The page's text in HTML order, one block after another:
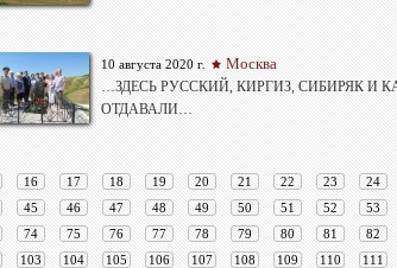
10 августа 2020 г. Москва
…ЗДЕСЬ РУССКИЙ, КИРГИЗ, СИБИРЯК И
ОТДАВАЛИ…
16 17 18 19 20 21 22 23 24
45 46 47 48 49 50 51 52 53
74 75 76 77 78 79 80 81 82
103 104 105 106 107 108 109 110 111